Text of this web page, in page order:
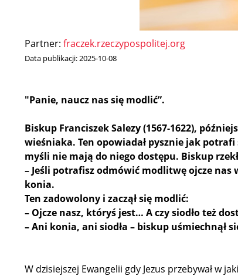
Partner: fraczek.rzeczypospolitej.org
Data publikacji:2025-10-08
"Panie, naucz nas się modlić”.
Biskup Franciszek Salezy (1567-1622),
wieśniaka. Ten opowiadał pysznie jak
myśli nie mają do niego dostępu. Biskup
– Jeśli potrafisz odmówić modlitwę ojcze
konia.
Ten zadowolony i zaczął się modlić:
– Ojcze nasz, któryś jest… A czy siodło też
– Ani konia, ani siodła – biskup uśmiechnął
W dzisiejszej Ewangelii gdy Jezus przebywał w